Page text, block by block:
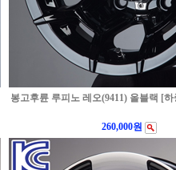
봉고후륜 루피노 레오(9411) 올블랙 [
260,000원